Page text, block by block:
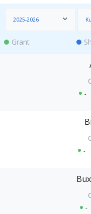
2025-2026
Grant
-
-
-